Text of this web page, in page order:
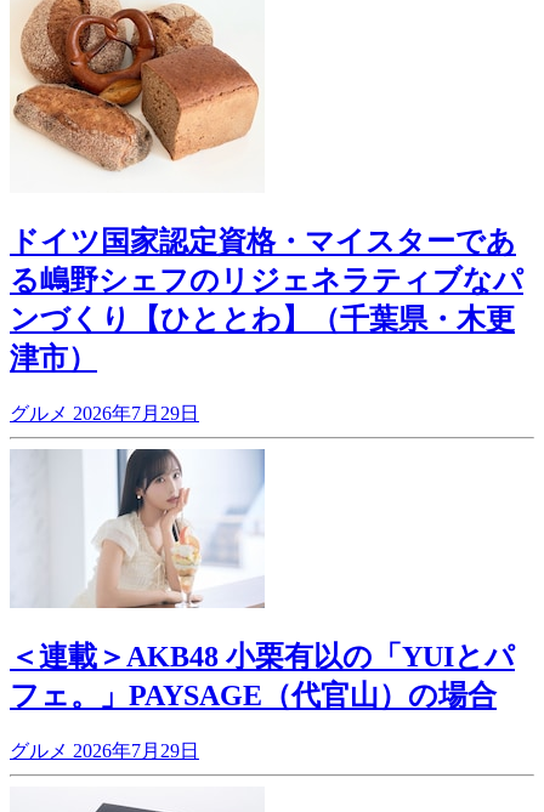
ドイツ国家認定資格・マイスターであ
る嶋野シェフのリジェネラティブなパ
ンづくり【ひととわ】（千葉県・木更
津市）
グルメ 2026年7月29日
＜連載＞AKB48 小栗有以の「YUIとパ
フェ。」PAYSAGE（代官山）の場合
グルメ 2026年7月29日